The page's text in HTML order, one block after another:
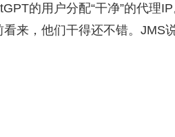
的用户分配“干净”的代理
来，他们干得还不错。JMS